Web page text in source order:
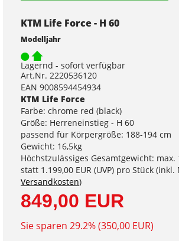
KTM Life Force - H 60
Modelljahr
Lagernd - sofort verfügbar
Art.Nr. 2220536120
EAN 9008594454934
KTM Life Force
Farbe: chrome red (black)
Größe: Herreneinstieg - H 60
passend für Körpergröße: 188-194 cm
Gewicht: 16,5kg
Höchstzulässiges Gesamtgewicht: max.
statt 1.199,00 EUR (UVP) pro Stück (inkl.
Versandkosten)
849,00 EUR
Sie sparen 29.2% (350,00 EUR)